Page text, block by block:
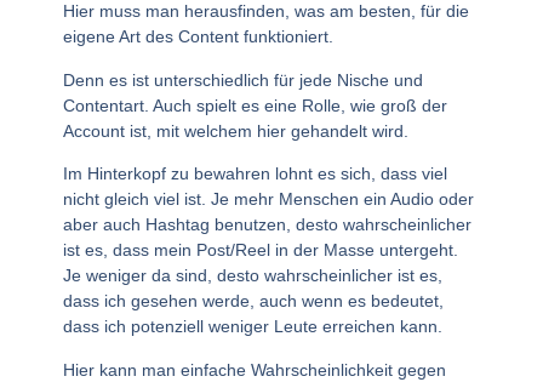
Hier muss man herausfinden, was am besten, für die
eigene Art des Content funktioniert.
Denn es ist unterschiedlich für jede Nische und
Contentart. Auch spielt es eine Rolle, wie groß der
Account ist, mit welchem hier gehandelt wird.
Im Hinterkopf zu bewahren lohnt es sich, dass viel
nicht gleich viel ist. Je mehr Menschen ein Audio oder
aber auch Hashtag benutzen, desto wahrscheinlicher
ist es, dass mein Post/Reel in der Masse untergeht.
Je weniger da sind, desto wahrscheinlicher ist es,
dass ich gesehen werde, auch wenn es bedeutet,
dass ich potenziell weniger Leute erreichen kann.
Hier kann man einfache Wahrscheinlichkeit gegen